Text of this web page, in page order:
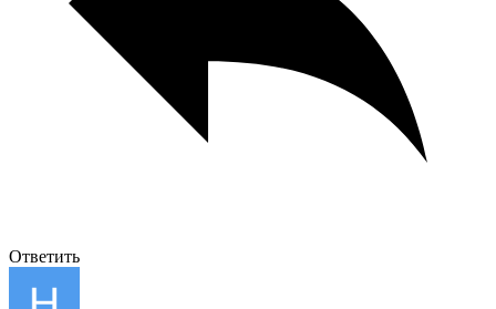
Ответить